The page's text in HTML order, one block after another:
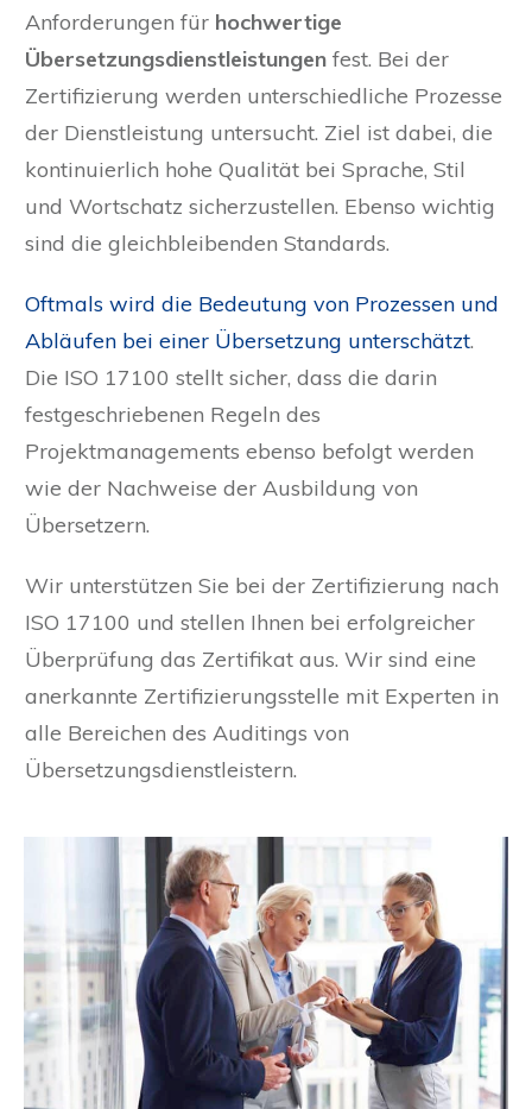
Anforderungen für hochwertige
Übersetzungsdienstleistungen fest. Bei der
Zertifizierung werden unterschiedliche Prozesse
der Dienstleistung untersucht. Ziel ist dabei, die
kontinuierlich hohe Qualität bei Sprache, Stil
und Wortschatz sicherzustellen. Ebenso wichtig
sind die gleichbleibenden Standards.
Oftmals wird die Bedeutung von Prozessen und
Abläufen bei einer Übersetzung unterschätzt.
Die ISO 17100 stellt sicher, dass die darin
festgeschriebenen Regeln des
Projektmanagements ebenso befolgt werden
wie der Nachweise der Ausbildung von
Übersetzern.
Wir unterstützen Sie bei der Zertifizierung nach
ISO 17100 und stellen Ihnen bei erfolgreicher
Überprüfung das Zertifikat aus. Wir sind eine
anerkannte Zertifizierungsstelle mit Experten in
alle Bereichen des Auditings von
Übersetzungsdienstleistern.